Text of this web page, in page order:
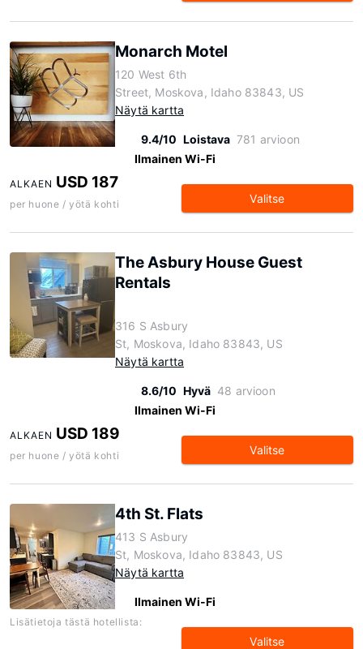
Monarch Motel
120 West 6th
Street, Moskova, Idaho 83843, US
Näytä kartta
9.4/10 Loistava 781 arvioon
Ilmainen Wi-Fi
ALKAEN USD 187
per huone / yötä kohti Valitse
The Asbury House Guest
Rentals
316 S Asbury
St, Moskova, Idaho 83843, US
Näytä kartta
8.6/10 Hyvä 48 arvioon
Ilmainen Wi-Fi
ALKAEN USD 189
per huone / yötä kohti Valitse
4th St. Flats
413 S Asbury
St, Moskova, Idaho 83843, US
Näytä kartta
Ilmainen Wi-Fi
Lisätietoja tästä hotellista:
Valitse